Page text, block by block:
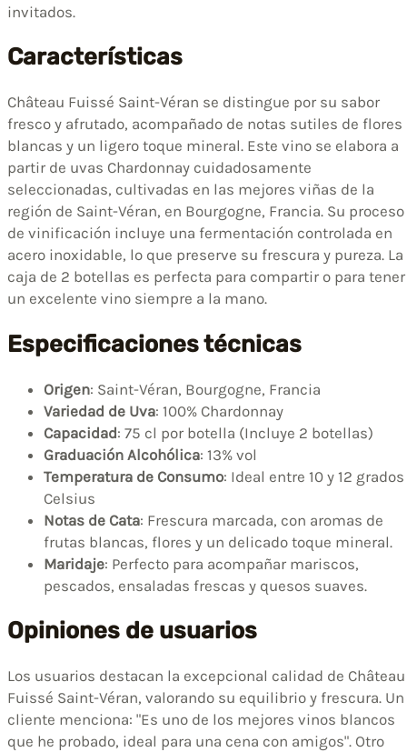
invitados.
Características
Château Fuissé Saint-Véran se distingue por su sabor
fresco y afrutado, acompañado de notas sutiles de flores
blancas y un ligero toque mineral. Este vino se elabora a
partir de uvas Chardonnay cuidadosamente
seleccionadas, cultivadas en las mejores viñas de la
región de Saint-Véran, en Bourgogne, Francia. Su proceso
de vinificación incluye una fermentación controlada en
acero inoxidable, lo que preserve su frescura y pureza. La
caja de 2 botellas es perfecta para compartir o para tener
un excelente vino siempre a la mano.
Especificaciones técnicas
Origen: Saint-Véran, Bourgogne, Francia
Variedad de Uva: 100% Chardonnay
Capacidad: 75 cl por botella (Incluye 2 botellas)
Graduación Alcohólica: 13% vol
Temperatura de Consumo: Ideal entre 10 y 12 grados
Celsius
Notas de Cata: Frescura marcada, con aromas de
frutas blancas, flores y un delicado toque mineral.
Maridaje: Perfecto para acompañar mariscos,
pescados, ensaladas frescas y quesos suaves.
Opiniones de usuarios
Los usuarios destacan la excepcional calidad de Château
Fuissé Saint-Véran, valorando su equilibrio y frescura. Un
cliente menciona: "Es uno de los mejores vinos blancos
que he probado, ideal para una cena con amigos". Otro